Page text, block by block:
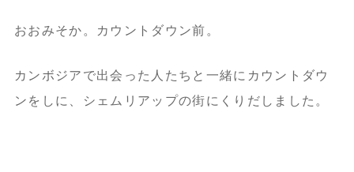
おおみそか。カウントダウン前。
カンボジアで出会った人たちと一緒にカウントダウ
ンをしに、シェムリアップの街にくりだしました。